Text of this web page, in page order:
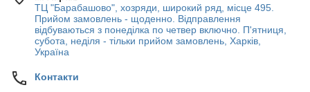
ТЦ "Барабашово", хозряди, широкий ряд, місце 495.
Прийом замовлень - щоденно. Відправлення
відбуваються з понеділка по четвер включно. П'ятниця,
субота, неділя - тільки прийом замовлень, Харків,
Україна
Контакти